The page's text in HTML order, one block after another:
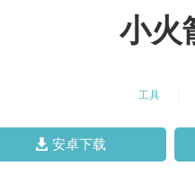
小火
工具
安卓下载